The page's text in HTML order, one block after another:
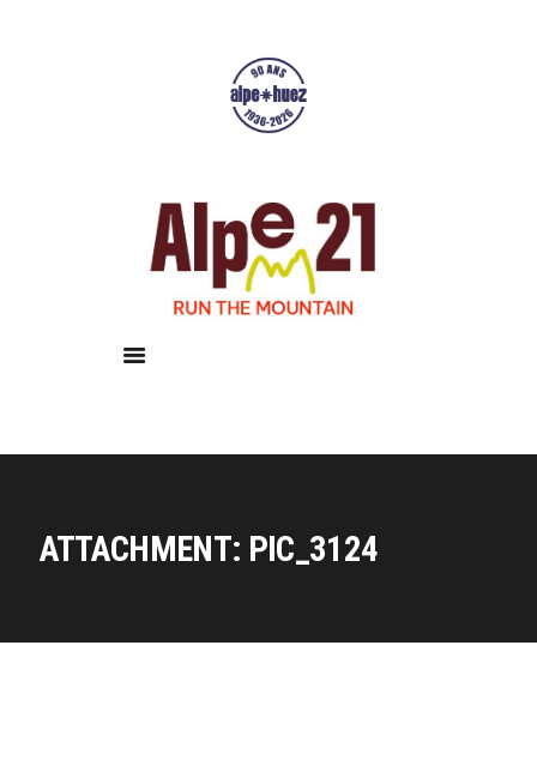
ATTACHMENT: PIC_3124
Résultats
Galerie
Infos pratiques